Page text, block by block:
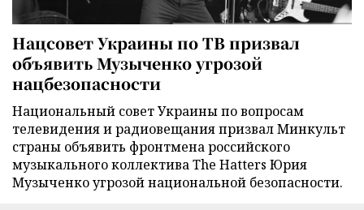
Нацсовет Украины по ТВ призвал
объявить Музыченко угрозой
нацбезопасности
Национальный совет Украины по вопросам
телевидения и радиовещания призвал Минкульт
страны объявить фронтмена российского
музыкального коллектива The Hatters Юрия
Музыченко угрозой национальной безопасности.